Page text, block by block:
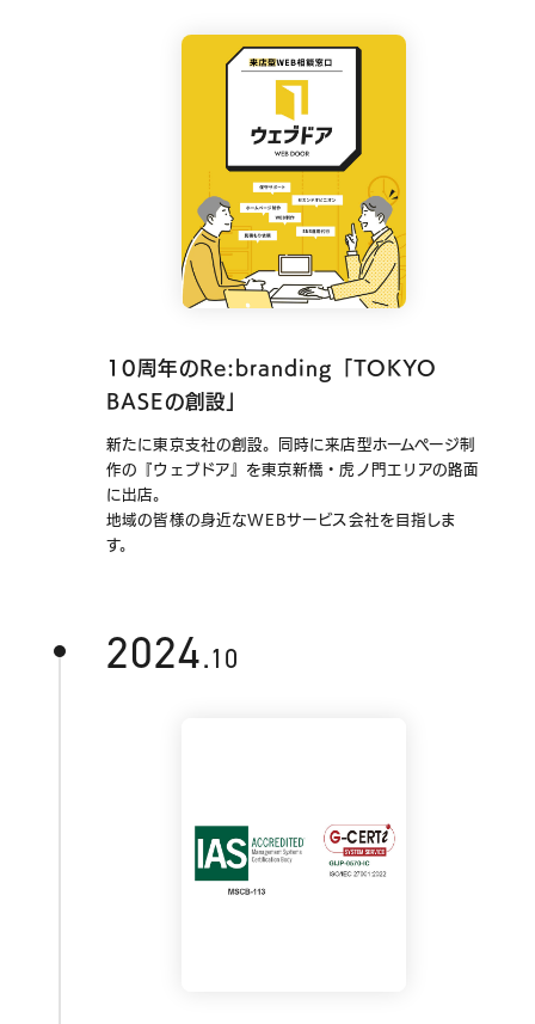
10周年のRe:branding「TOKYO
BASEの創設」
新たに東京支社の創設。同時に来店型ホームページ制
作の『ウェブドア』を東京新橋・虎ノ門エリアの路面
に出店。
地域の皆様の身近なWEBサービス会社を目指しま
す。
2024.10